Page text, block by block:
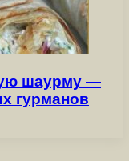
шаурму —
гурманов